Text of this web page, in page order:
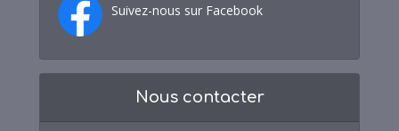
Suivez-nous sur Facebook
Nous contacter